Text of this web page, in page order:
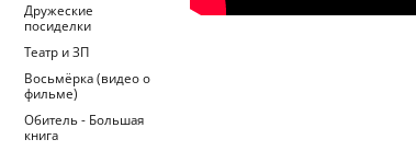
Дружеские
посиделки
Театр и ЗП
Восьмёрка (видео о
фильме)
Обитель - Большая
книга